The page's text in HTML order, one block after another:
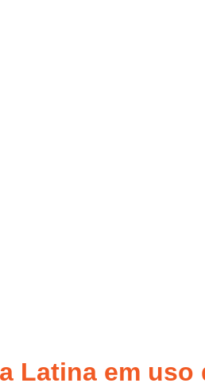
Latina em